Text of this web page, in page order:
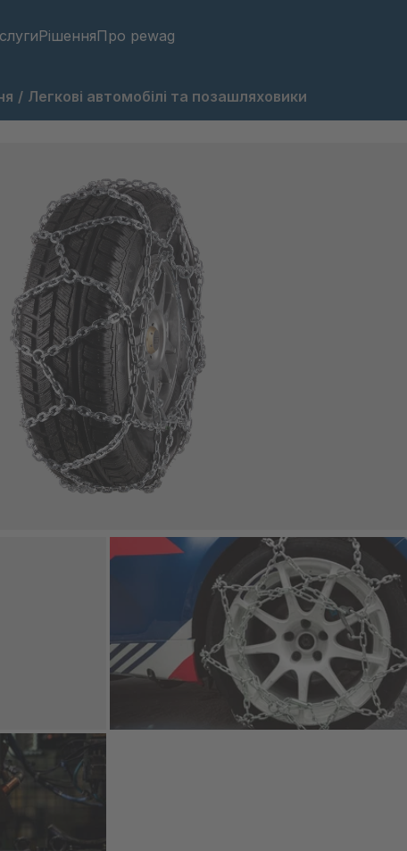
РішенняПро pewag
/ Легкові автомобілі та позашляховики